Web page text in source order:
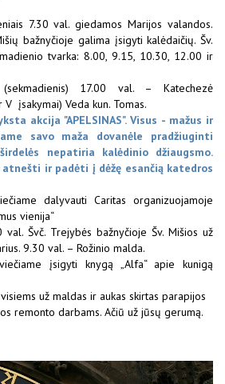
7.30 val. giedamos Marijos valandos.
bažnyčioje galima įsigyti kalėdaičių. Šv.
tvarka: 8.00, 9.15, 10.30, 12.00 ir
17.00 val. – Katechezė
V įsakymai) Veda kun. Tomas.
akcija "APELSINAS". Visus - mažus ir
savo maža dovanėle pradžiuginti
nepatiria kalėdinio džiaugsmo.
ir padėti į dėžę esančią katedros
dalyvauti Caritas organizuojamoje
vienija“
Švč. Trejybės bažnyčioje Šv. Mišios už
9.30 val. – Rožinio malda.
įsigyti knygą „Alfa“ apie kunigą
už maldas ir aukas skirtas parapijos
remonto darbams. Ačiū už jūsų gerumą.